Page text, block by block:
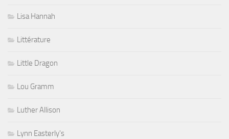
Lisa Hannah
Littérature
Little Dragon
Lou Gramm
Luther Allison
Lynn Easterly's